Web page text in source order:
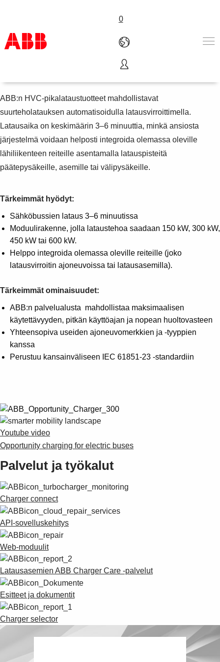
0
Tuotteet ja järjestelmät
ABB lyhyesti
Mistä ostaa
Ota yhteyttä
ABB-uralle
Suggestions
See more products
Shopping list preview
0
Sähköbussien pikalataus
ABB:n HVC-pikalataustuotteet mahdollistavat
suurteholatauksen automatisoidulla latausvirroittimella.
Latausaika on keskimäärin 3–6 minuuttia, minkä ansiosta
järjestelmä voidaan helposti integroida olemassa oleville
lähiliikenteen reiteille asentamalla latauspisteitä
päätepysäkeille, asemille tai välipysäkeille.
Tärkeimmät hyödyt:
Sähköbussien lataus 3–6 minuutissa
Moduulirakenne, jolla lataustehoa saadaan 150 kW, 300 kW,
450 kW tai 600 kW.
Helppo integroida olemassa oleville reiteille (joko
latausvirroitin ajoneuvoissa tai latausasemilla).
Tärkeimmät ominaisuudet:
ABB:n palvelualusta mahdollistaa maksimaalisen
käytettävyyden, pitkän käyttöajan ja nopean huoltovasteen
Yhteensopiva useiden ajoneuvomerkkien ja -tyyppien
kanssa
Perustuu kansainväliseen IEC 61851-23 -standardiin
Youtube video
Opportunity charging for electric buses
Palvelut ja työkalut
Charger connect
API-sovelluskehitys
Web-moduulit
Latausasemien ABB Charger Care -palvelut
Esitteet ja dokumentit
Charger selector